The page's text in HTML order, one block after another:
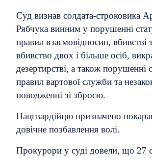
Суд визнав солдата-строковика
Рябчука винним у порушенні
правил взаємовідносин, вбивстві
вбивство двох і більше осіб,
дезертирстві, а також порушенні
правил вартової служби та
поводженні зі зброєю.
Нацгвардійцю призначено
довічне позбавлення волі.
Прокурори у суді довели, що 27